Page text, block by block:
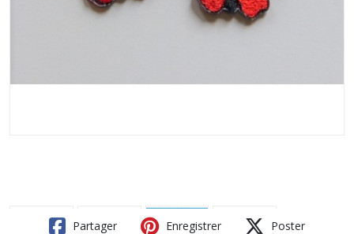
Partager Enregistrer Poster